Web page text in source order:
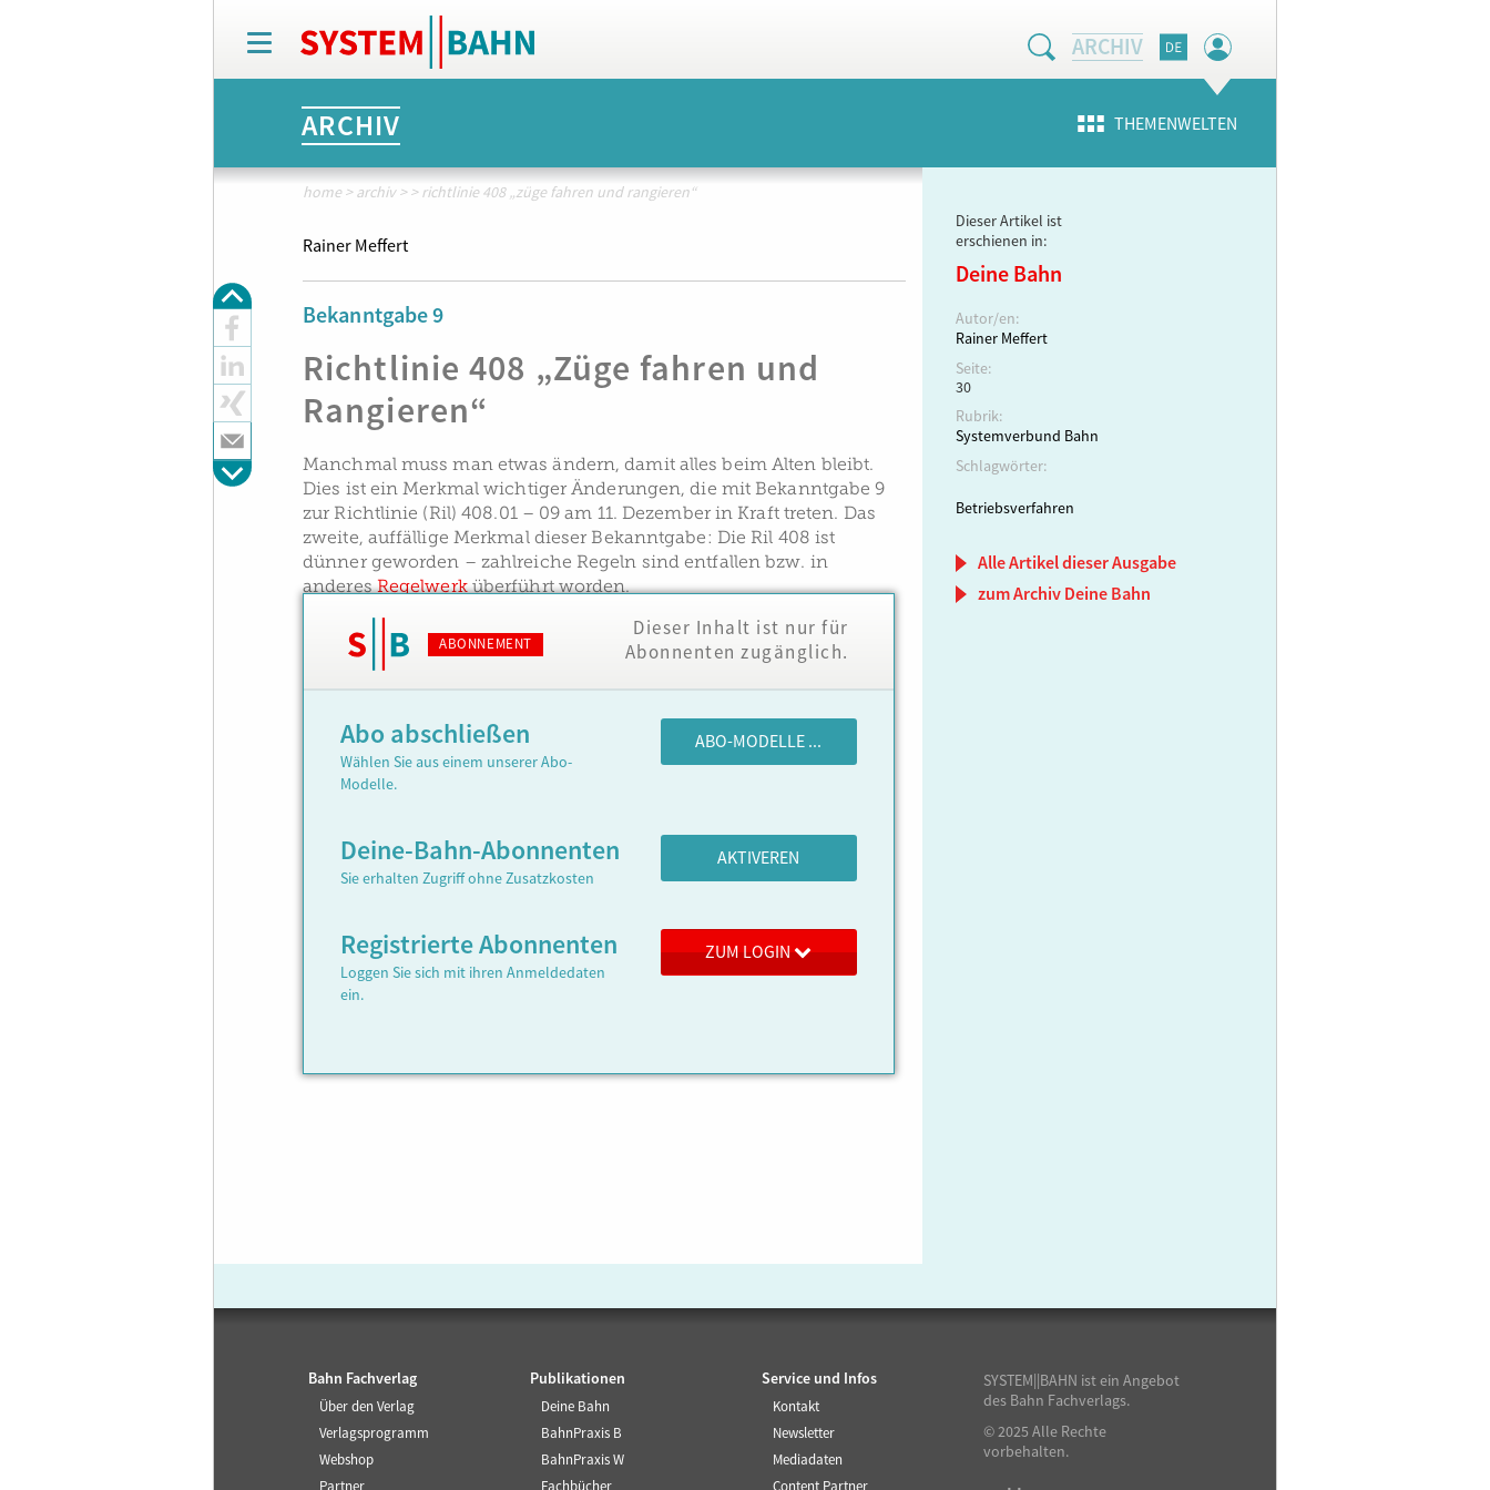
T
o
g
n
ARCHIV
ARCHIV THEMENWELTEN
home >archiv >>richtlinie 408 „züge fahren und rangieren“
Rainer Meffert
Bekanntgabe 9
Richtlinie 408 „Züge fahren und
Rangieren“
Manchmal muss man etwas ändern, damit alles beim Alten bleibt.
Dies ist ein Merkmal wichtiger Änderungen, die mit Bekanntgabe 9
zur Richtlinie (Ril) 408.01 – 09 am 11. Dezember in Kraft treten. Das
zweite, auffällige Merkmal dieser Bekanntgabe: Die Ril 408 ist
dünner geworden – zahlreiche Regeln sind entfallen bzw. in
anderesRegelwerküberführt worden.
ABONNEMENT
Dieser Inhalt ist nur für
Abonnenten zugänglich.
Abo abschließen
Wählen Sie aus einem unserer Abo-
Modelle.
ABO-MODELLE ...
Deine-Bahn-Abonnenten
Sie erhalten Zugriff ohne Zusatzkosten
AKTIVEREN
Registrierte Abonnenten
Loggen Sie sich mit ihren Anmeldedaten
ein.
ZUM LOGIN
Dieser Artikel ist
erschienen in:
Deine Bahn
Autor/en:
Rainer Meffert
Seite:
30
Rubrik:
Systemverbund Bahn
Schlagwörter:
Betriebsverfahren
Alle Artikel dieser Ausgabe
zum Archiv Deine Bahn
Bahn Fachverlag
Über den Verlag
Verlagsprogramm
Webshop
Publikationen
Deine Bahn
BahnPraxis B
BahnPraxis W
Service und Infos
Kontakt
Newsletter
Mediadaten
SYSTEM||BAHN ist ein Angebot
des Bahn Fachverlags.
© 2025 Alle Rechte
vorbehalten.